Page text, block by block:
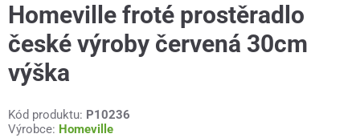
Homeville froté prostěradlo
české výroby červená 30cm
výška
Kód produktu: P10236
Výrobce: Homeville